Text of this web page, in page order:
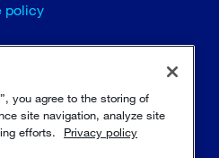
policy
you agree to the storing of
site navigation, analyze site
efforts.
Privacy policy